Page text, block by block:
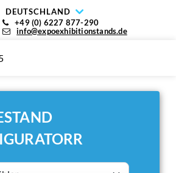
DEUTSCHLAND
+49 (0) 6227 877-290
info@expoexhibitionstands.de